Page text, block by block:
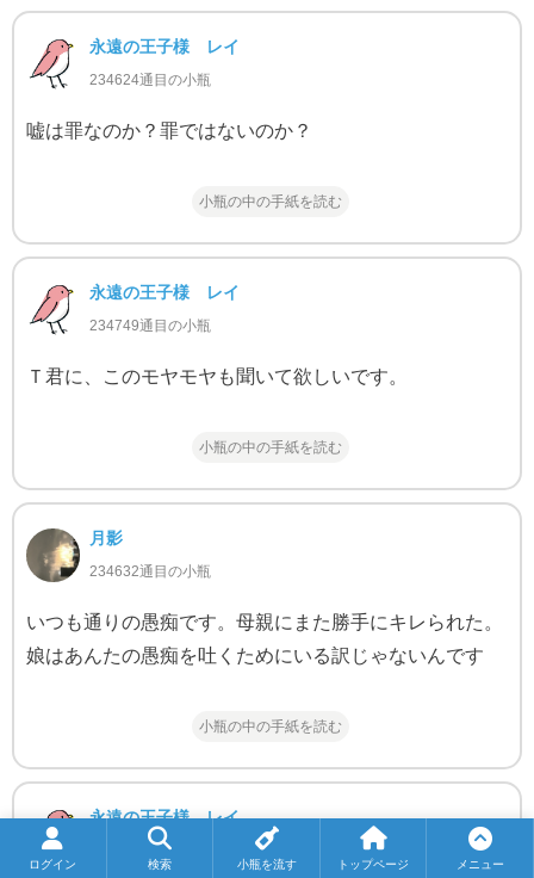
永遠の王子様 レイ
234624通目の小瓶
嘘は罪なのか？罪ではないのか？
小瓶の中の手紙を読む
永遠の王子様 レイ
234749通目の小瓶
Ｔ君に、このモヤモヤも聞いて欲しいです。
小瓶の中の手紙を読む
月影
234632通目の小瓶
いつも通りの愚痴です。母親にまた勝手にキレられた。
娘はあんたの愚痴を吐くためにいる訳じゃないんです
小瓶の中の手紙を読む
永遠の王子様 レイ
234810通目の小瓶
ログイン 検索 小瓶を流す トップページ メニュー